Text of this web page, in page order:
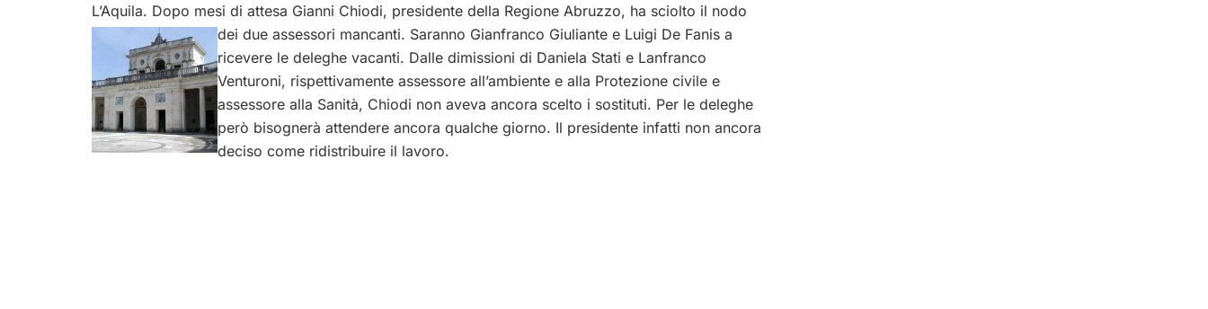
L’Aquila. Dopo mesi di attesa Gianni Chiodi, presidente della Regione Abruzzo, ha sciolto il nodo
dei due assessori mancanti. Saranno Gianfranco Giuliante e Luigi De Fanis a
ricevere le deleghe vacanti. Dalle dimissioni di Daniela Stati e Lanfranco
Venturoni, rispettivamente assessore all’ambiente e alla Protezione civile e
assessore alla Sanità, Chiodi non aveva ancora scelto i sostituti. Per le deleghe
però bisognerà attendere ancora qualche giorno. Il presidente infatti non ancora
deciso come ridistribuire il lavoro.